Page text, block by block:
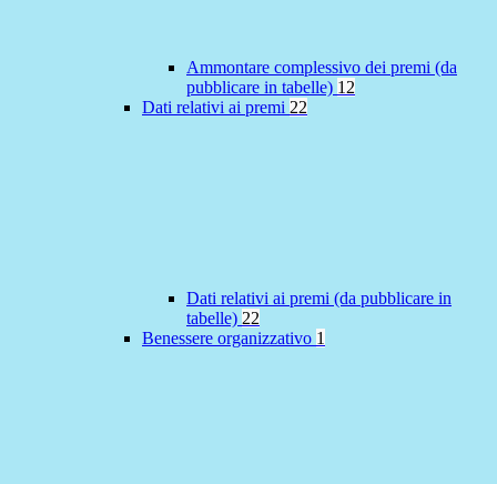
Ammontare complessivo dei premi (da
pubblicare in tabelle) 12
Dati relativi ai premi 22
Dati relativi ai premi (da pubblicare in
tabelle) 22
Benessere organizzativo 1